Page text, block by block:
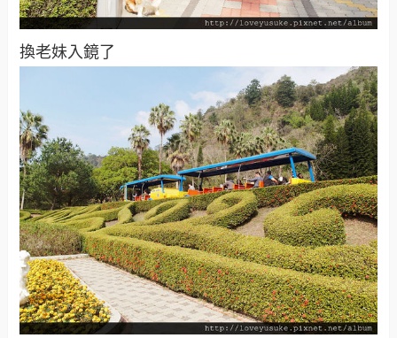
換老妹入鏡了